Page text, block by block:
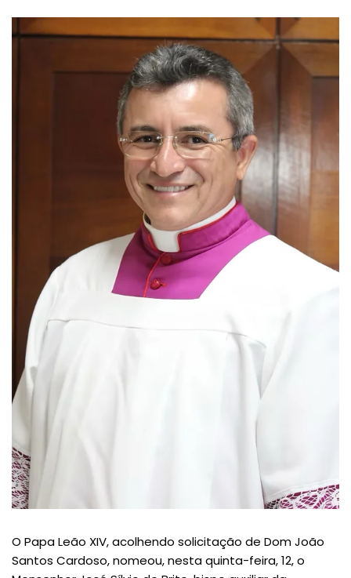
O Papa Leão XIV, acolhendo solicitação de Dom João
Santos Cardoso, nomeou, nesta quinta-feira, 12, o